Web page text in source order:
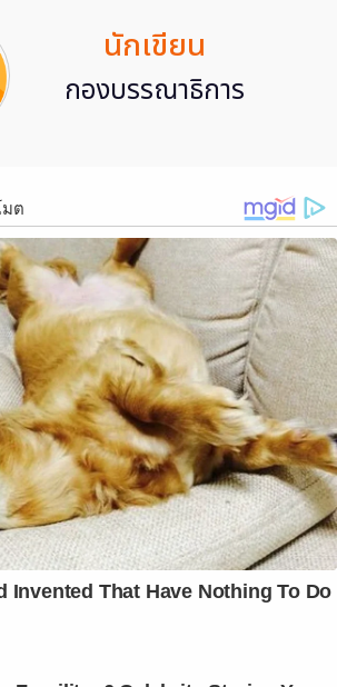
นักเขียน
กองบรรณาธิการ
มต
Invented That Have Nothing To Do